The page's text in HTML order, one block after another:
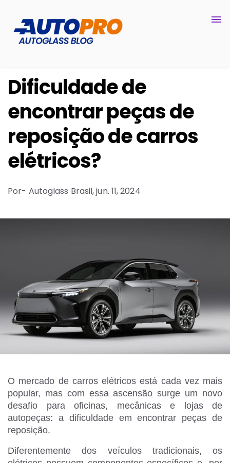
Dificuldade de
encontrar peças de
reposição de carros
elétricos?
Por- Autoglass Brasil,jun. 11, 2024
O mercado de carros elétricos está cada vez mais
popular, mas com essa ascensão surge um novo
desafio para oficinas, mecânicas e lojas de
autopeças: a dificuldade em encontrar peças de
reposição.
Diferentemente dos veículos tradicionais, os